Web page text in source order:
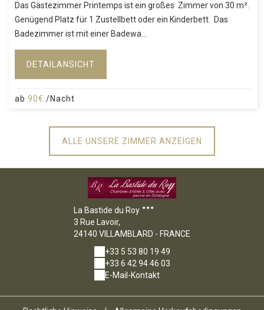
Das Gästezimmer Printemps ist ein großes Zimmer von 30 m².
Genügend Platz für 1 Zustellbett oder ein Kinderbett. Das
Badezimmer ist mit einer Badewa...
DETAILANSICHT
ab 90€ /Nacht
ALLE UNSERE ZIMMER ANZEIGEN
La Bastide du Roy
3 Rue Lavoir,
24140 VILLAMBLARD - FRANCE
+33 5 53 80 19 49
+33 6 42 94 46 03
E-Mail-Kontakt